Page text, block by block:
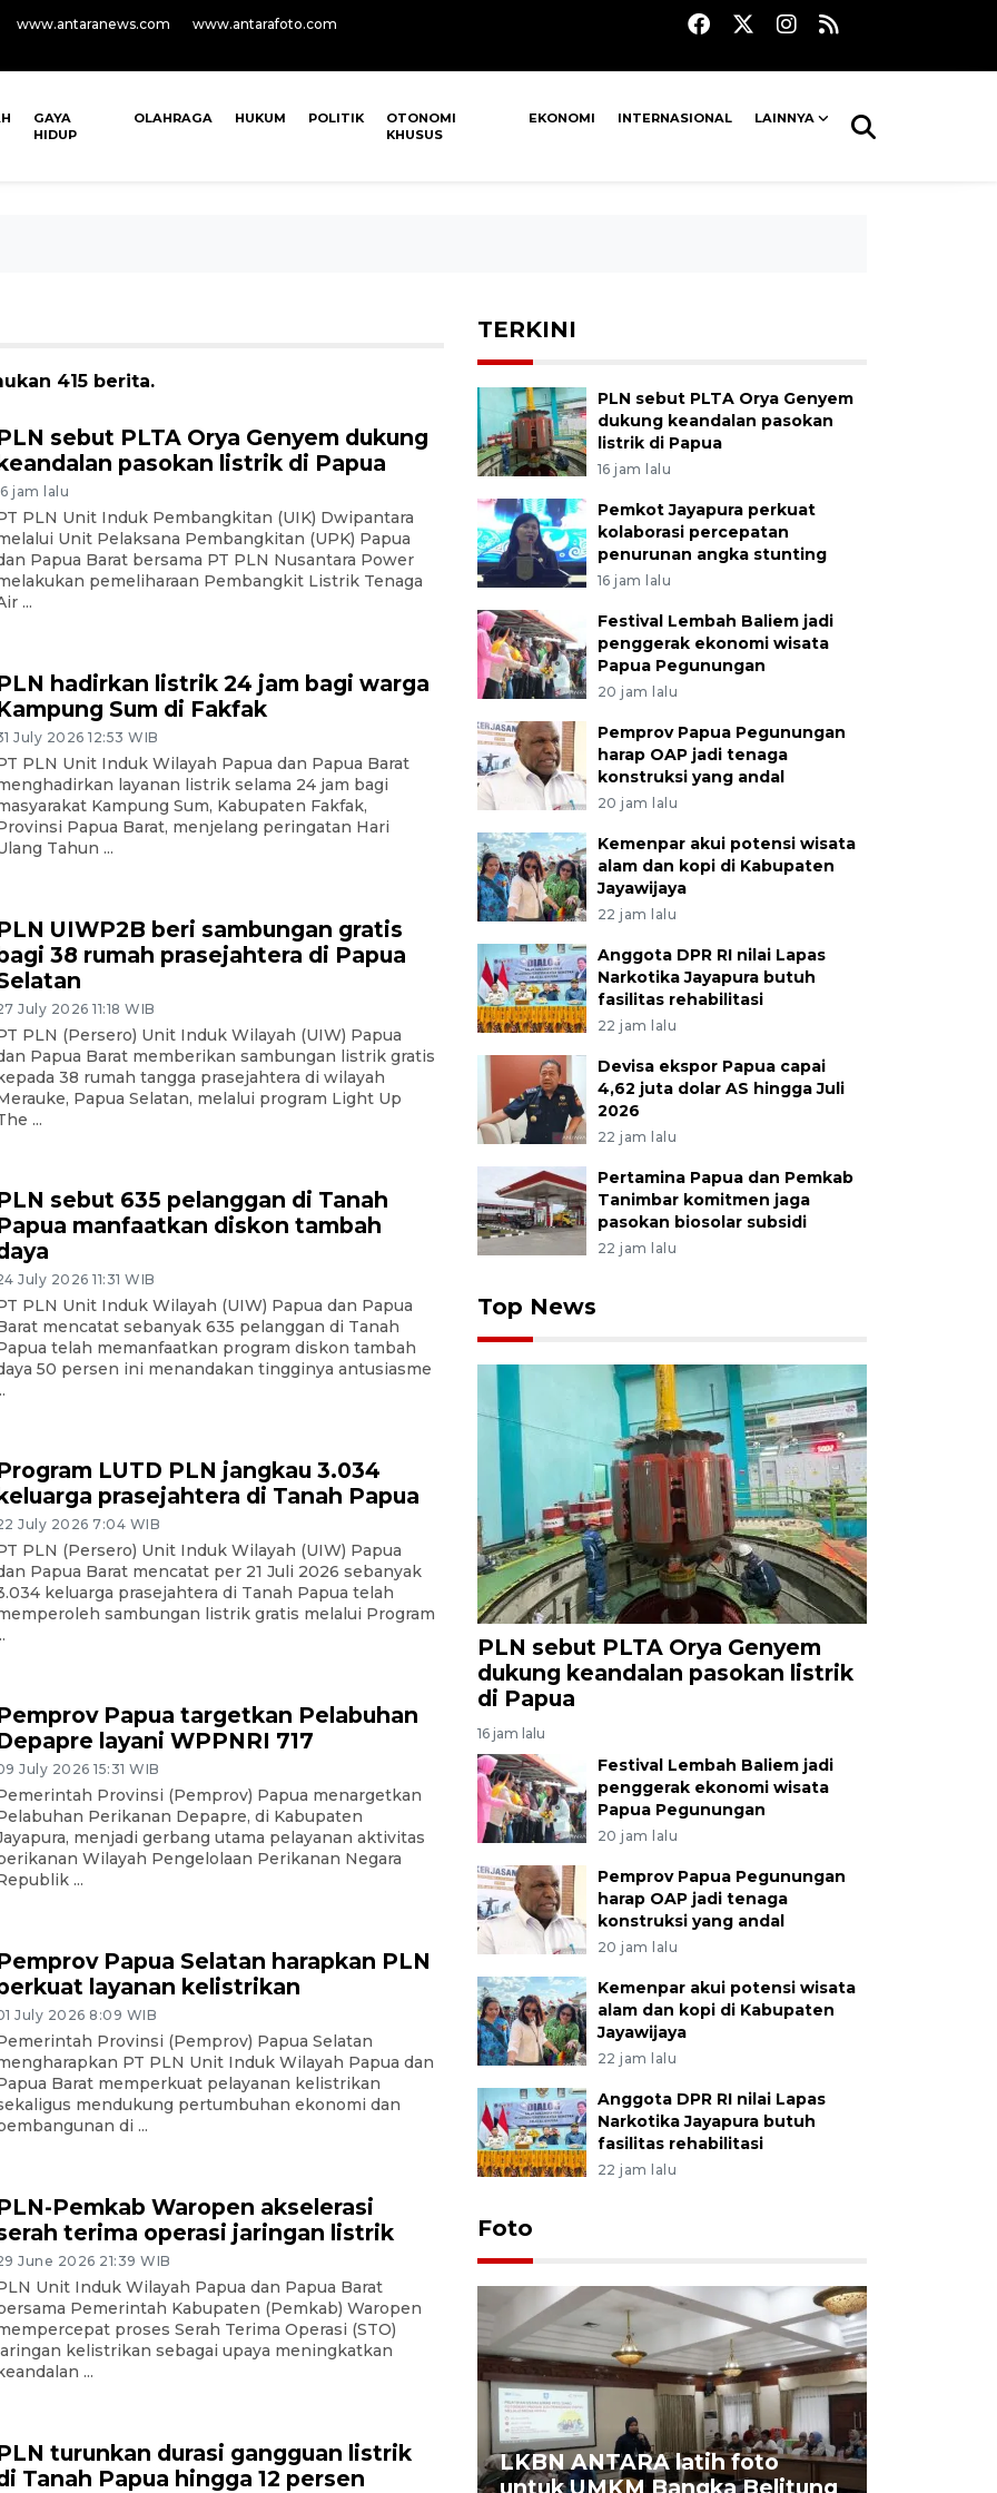
www.antaranews.com www.antarafoto.com
GAYA
HIDUP
OLAHRAGA HUKUM POLITIK
OTONOMI
KHUSUS
EKONOMI INTERNASIONAL LAINNYA
415 berita.
sebut PLTA Orya Genyem dukung
pasokan listrik di Papua
jam lalu
PLN Unit Induk Pembangkitan (UIK) Dwipantara
Unit Pelaksana Pembangkitan (UPK) Papua
Papua Barat bersama PT PLN Nusantara Power
pemeliharaan Pembangkit Listrik Tenaga
...
hadirkan listrik 24 jam bagi warga
Sum di Fakfak
July 2026 12:53 WIB
PLN Unit Induk Wilayah Papua dan Papua Barat
layanan listrik selama 24 jam bagi
Kampung Sum, Kabupaten Fakfak,
Papua Barat, menjelang peringatan Hari
Tahun ...
UIWP2B beri sambungan gratis
38 rumah prasejahtera di Papua
July 2026 11:18 WIB
PLN (Persero) Unit Induk Wilayah (UIW) Papua
Papua Barat memberikan sambungan listrik gratis
38 rumah tangga prasejahtera di wilayah
Papua Selatan, melalui program Light Up
...
sebut 635 pelanggan di Tanah
manfaatkan diskon tambah
July 2026 11:31 WIB
PLN Unit Induk Wilayah (UIW) Papua dan Papua
mencatat sebanyak 635 pelanggan di Tanah
telah memanfaatkan program diskon tambah
50 persen ini menandakan tingginya antusiasme
LUTD PLN jangkau 3.034
prasejahtera di Tanah Papua
July 2026 7:04 WIB
PLN (Persero) Unit Induk Wilayah (UIW) Papua
Papua Barat mencatat per 21 Juli 2026 sebanyak
keluarga prasejahtera di Tanah Papua telah
sambungan listrik gratis melalui Program
Papua targetkan Pelabuhan
layani WPPNRI 717
July 2026 15:31 WIB
Provinsi (Pemprov) Papua menargetkan
Perikanan Depapre, di Kabupaten
menjadi gerbang utama pelayanan aktivitas
Wilayah Pengelolaan Perikanan Negara
...
Papua Selatan harapkan PLN
layanan kelistrikan
July 2026 8:09 WIB
Provinsi (Pemprov) Papua Selatan
PT PLN Unit Induk Wilayah Papua dan
Barat memperkuat pelayanan kelistrikan
mendukung pertumbuhan ekonomi dan
di ...
Pemkab Waropen akselerasi
terima operasi jaringan listrik
June 2026 21:39 WIB
Unit Induk Wilayah Papua dan Papua Barat
Pemerintah Kabupaten (Pemkab) Waropen
proses Serah Terima Operasi (STO)
kelistrikan sebagai upaya meningkatkan
...
turunkan durasi gangguan listrik
Tanah Papua hingga 12 persen
TERKINI
PLN sebut PLTA Orya Genyem
dukung keandalan pasokan
listrik di Papua
16 jam lalu
Pemkot Jayapura perkuat
kolaborasi percepatan
penurunan angka stunting
16 jam lalu
Festival Lembah Baliem jadi
penggerak ekonomi wisata
Papua Pegunungan
20 jam lalu
Pemprov Papua Pegunungan
harap OAP jadi tenaga
konstruksi yang andal
20 jam lalu
Kemenpar akui potensi wisata
alam dan kopi di Kabupaten
Jayawijaya
22 jam lalu
Anggota DPR RI nilai Lapas
Narkotika Jayapura butuh
fasilitas rehabilitasi
22 jam lalu
Devisa ekspor Papua capai
4,62 juta dolar AS hingga Juli
2026
22 jam lalu
Pertamina Papua dan Pemkab
Tanimbar komitmen jaga
pasokan biosolar subsidi
22 jam lalu
Top News
PLN sebut PLTA Orya Genyem
dukung keandalan pasokan listrik
di Papua
16 jam lalu
Festival Lembah Baliem jadi
penggerak ekonomi wisata
Papua Pegunungan
20 jam lalu
Pemprov Papua Pegunungan
harap OAP jadi tenaga
konstruksi yang andal
20 jam lalu
Kemenpar akui potensi wisata
alam dan kopi di Kabupaten
Jayawijaya
22 jam lalu
Anggota DPR RI nilai Lapas
Narkotika Jayapura butuh
fasilitas rehabilitasi
22 jam lalu
Foto
Antara Biro Papua
bersilahturahmi dengan
LKBN ANTARA latih foto